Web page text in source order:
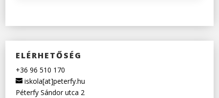
ELÉRHETŐSÉG
+36 96 510 170
iskola[at]peterfy.hu
Péterfy Sándor utca 2